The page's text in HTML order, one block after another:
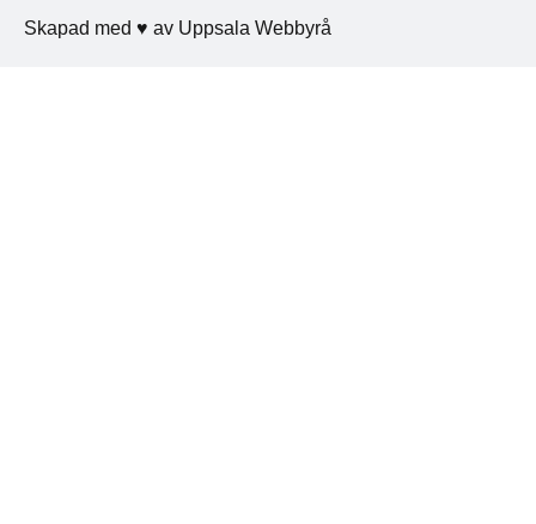
Skapad med ♥ av Uppsala Webbyrå